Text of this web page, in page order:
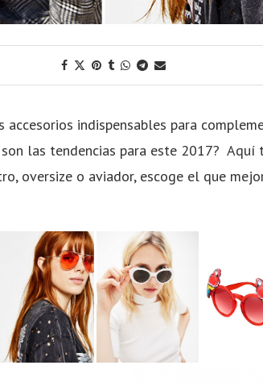
indispensables para
las tendencias para este 2017? Aquí
oversize o aviador, escoge el que